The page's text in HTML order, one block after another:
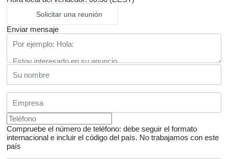
Solicitar una reunión
Enviar mensaje
Compruebe el número de teléfono: debe seguir el formato
internacional e incluir el código del país. No trabajamos con este
país